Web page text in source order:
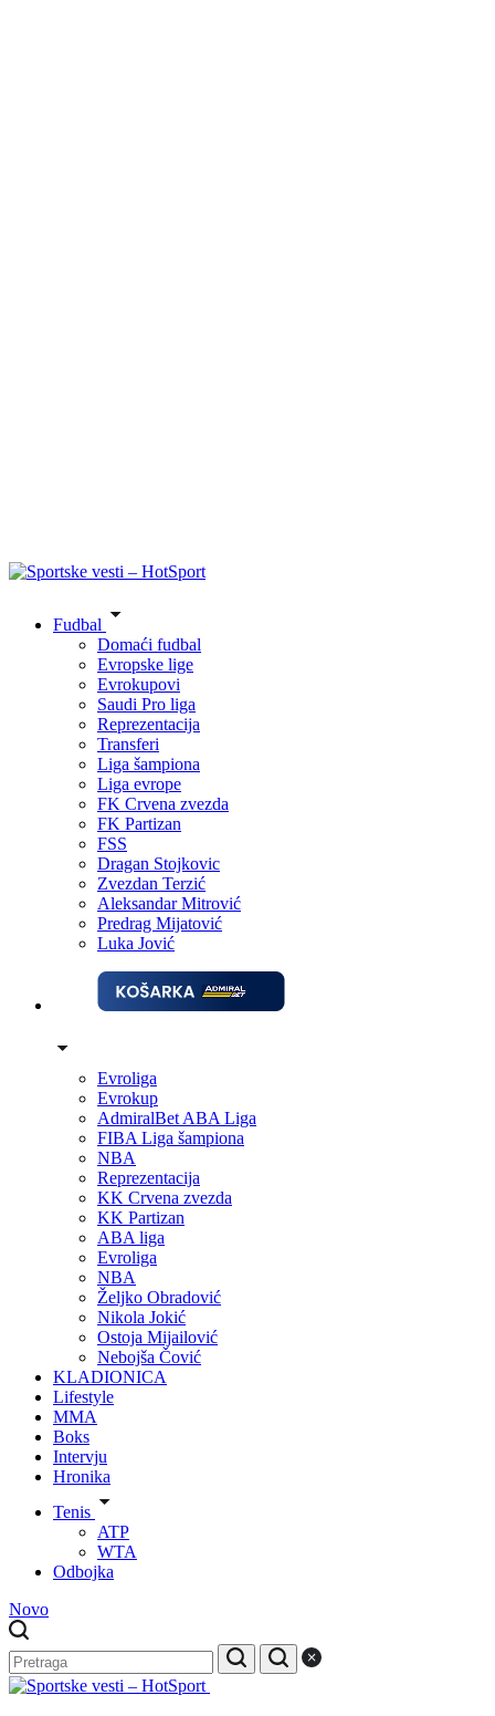
Fudbal
Domaći fudbal
Evropske lige
Evrokupovi
Saudi Pro liga
Reprezentacija
Transferi
Liga šampiona
Liga evrope
FK Crvena zvezda
FK Partizan
FSS
Dragan Stojkovic
Zvezdan Terzić
Aleksandar Mitrović
Predrag Mijatović
Luka Jović
Evroliga
Evrokup
AdmiralBet ABA Liga
FIBA Liga šampiona
NBA
Reprezentacija
KK Crvena zvezda
KK Partizan
ABA liga
Evroliga
NBA
Željko Obradović
Nikola Jokić
Ostoja Mijailović
Nebojša Čović
KLADIONICA
Lifestyle
MMA
Boks
Intervju
Hronika
Tenis
ATP
WTA
Odbojka
Novo